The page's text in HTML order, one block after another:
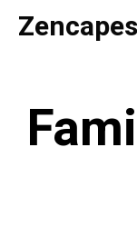
Saltar